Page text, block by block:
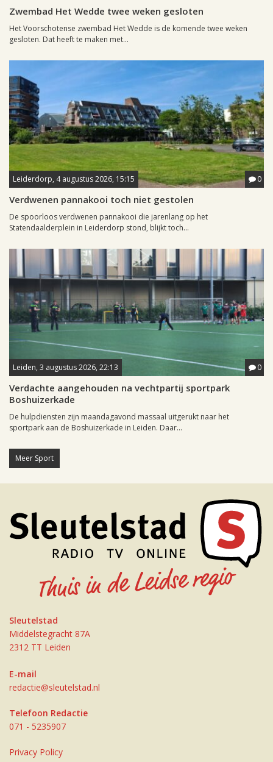
Zwembad Het Wedde twee weken gesloten
Het Voorschotense zwembad Het Wedde is de komende twee weken
gesloten. Dat heeft te maken met...
Leiderdorp, 4 augustus 2026, 15:15 0
Verdwenen pannakooi toch niet gestolen
De spoorloos verdwenen pannakooi die jarenlang op het
Statendaalderplein in Leiderdorp stond, blijkt toch...
Leiden, 3 augustus 2026, 22:13 0
Verdachte aangehouden na vechtpartij sportpark
Boshuizerkade
De hulpdiensten zijn maandagavond massaal uitgerukt naar het
sportpark aan de Boshuizerkade in Leiden. Daar...
Meer Sport
Sleutelstad
Middelstegracht 87A
2312 TT Leiden
E-mail
redactie@sleutelstad.nl
Telefoon Redactie
071 - 5235907
Privacy Policy